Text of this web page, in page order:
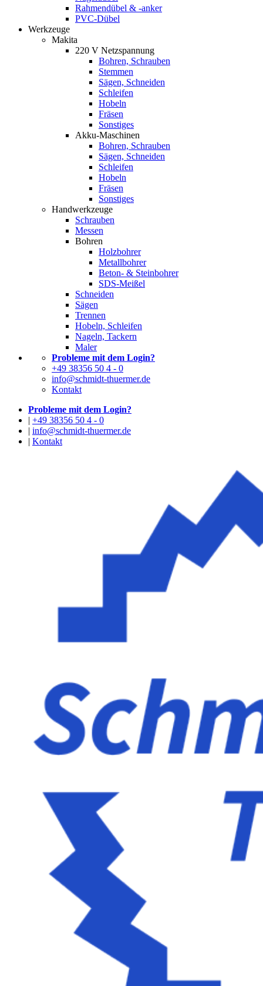
Rahmendübel & -anker
PVC-Dübel
Werkzeuge
Makita
220 V Netzspannung
Bohren, Schrauben
Stemmen
Sägen, Schneiden
Schleifen
Hobeln
Fräsen
Sonstiges
Akku-Maschinen
Bohren, Schrauben
Sägen, Schneiden
Schleifen
Hobeln
Fräsen
Sonstiges
Handwerkzeuge
Schrauben
Messen
Bohren
Holzbohrer
Metallbohrer
Beton- & Steinbohrer
SDS-Meißel
Schneiden
Sägen
Trennen
Hobeln, Schleifen
Nageln, Tackern
Maler
Probleme mit dem Login?
+49 38356 50 4 - 0
info@schmidt-thuermer.de
Kontakt
Probleme mit dem Login?
| +49 38356 50 4 - 0
| info@schmidt-thuermer.de
| Kontakt